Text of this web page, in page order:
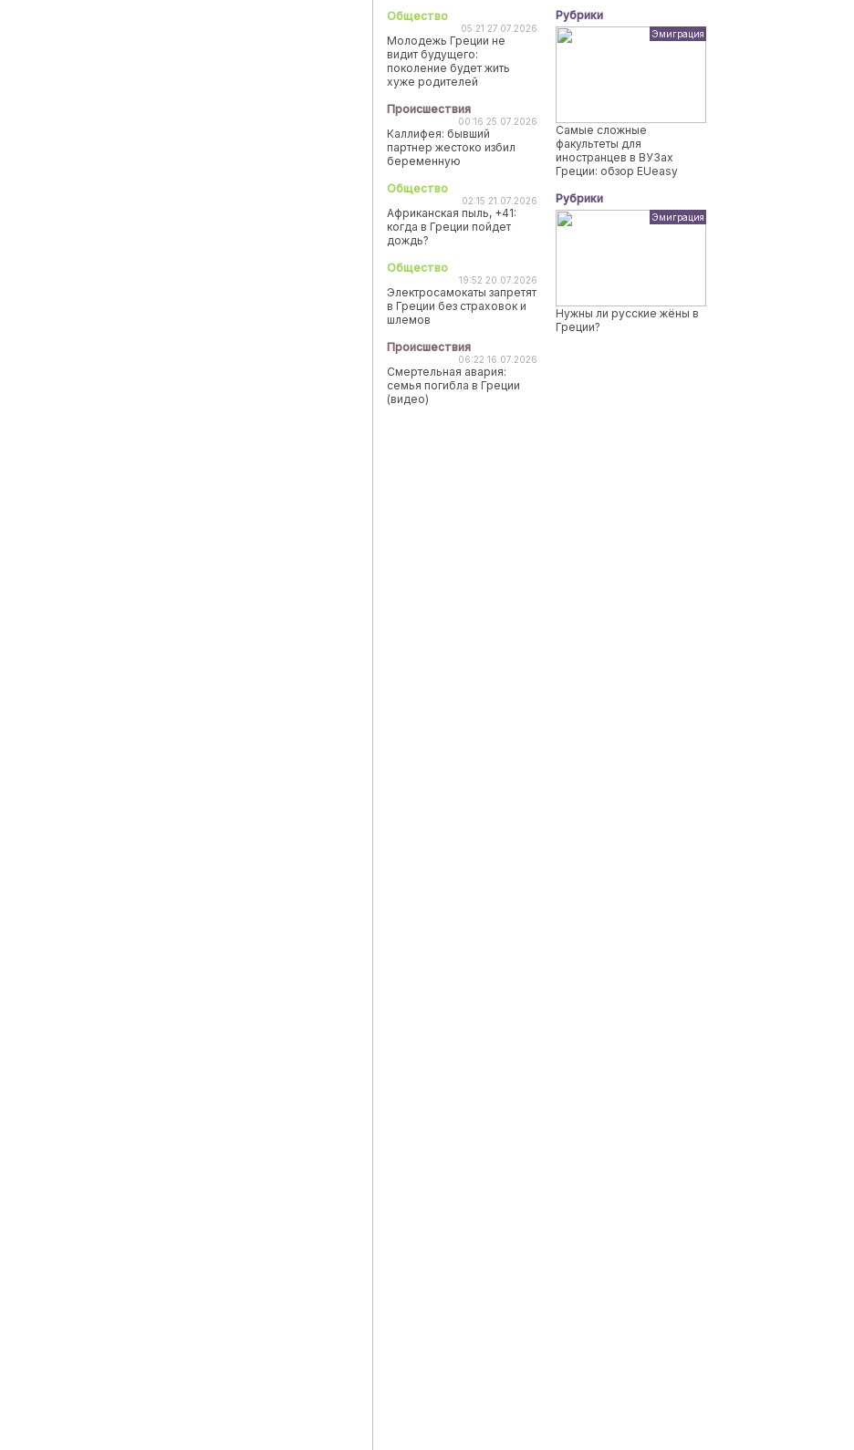
Общество
05:21 27.07.2026
Молодежь Греции не
видит будущего:
поколение будет жить
хуже родителей
Происшествия
00:16 25.07.2026
Каллифея: бывший
партнер жестоко избил
беременную
Общество
02:15 21.07.2026
Африканская пыль, +41:
когда в Греции пойдет
дождь?
Общество
19:52 20.07.2026
Электросамокаты запретят
в Греции без страховок и
шлемов
Происшествия
06:22 16.07.2026
Смертельная авария:
семья погибла в Греции
(видео)
Рубрики
Эмиграция
Самые сложные
факультеты для
иностранцев в ВУЗах
Греции: обзор EUeasy
Рубрики
Эмиграция
Нужны ли русские жёны в
Греции?